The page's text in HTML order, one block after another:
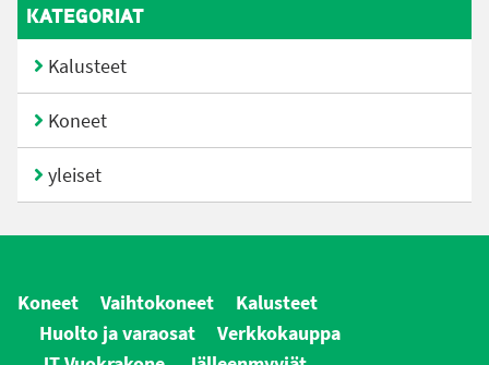
KATEGORIAT
Kalusteet
Koneet
yleiset
Koneet Vaihtokoneet
Kalusteet
Huolto ja varaosat
Verkkokauppa